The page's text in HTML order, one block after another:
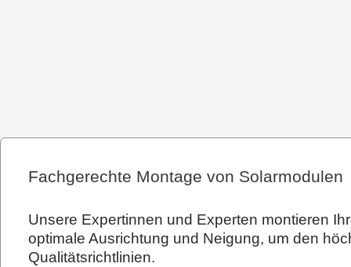
Fachgerechte Montage von Solarmodulen
Unsere Expertinnen und Experten montieren
optimale Ausrichtung und Neigung, um den
Qualitätsrichtlinien.